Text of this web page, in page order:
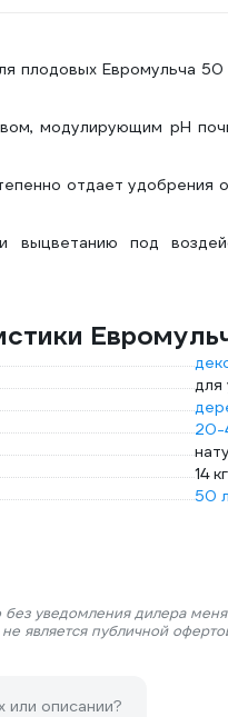
плодовых Евромульча
модулирующим рН
отдает
выцветанию под
для
20-
14 кг
50 л
без уведомления дилера
является публичной
или описании?